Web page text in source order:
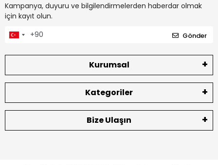
Kampanya, duyuru ve bilgilendirmelerden haberdar olmak
için kayıt olun.
Gönder
Kurumsal
Kategoriler
Bize Ulaşın